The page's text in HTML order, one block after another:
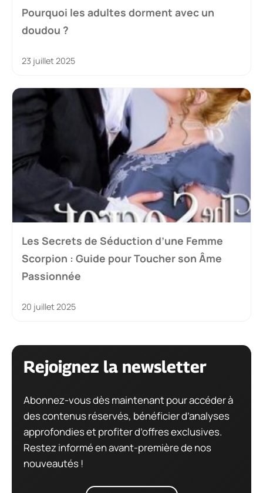
Pourquoi les adultes dorment avec un
doudou ?
23 juillet 2025
Les Secrets de Séduction d’une Femme
Scorpion : Guide pour Toucher son Âme
Passionnée
20 juillet 2025
Rejoignez la newsletter
Abonnez-vous dès maintenant pour accéder à
des contenus réservés, bénéficier d’analyses
approfondies et profiter d’offres exclusives.
Restez informé en avant-première de nos
nouveautés !